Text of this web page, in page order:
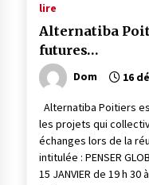
lire
Alternatiba
futures…
Dom 16
Alternatiba Poitiers
les projets qui
échanges lors de la
intitulée : PENSER
15 JANVIER de 19 h